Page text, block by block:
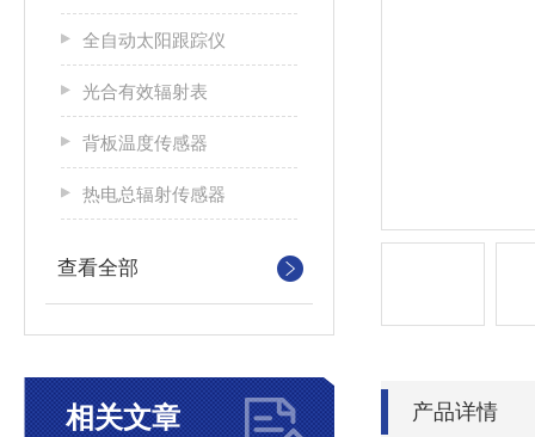
全自动太阳跟踪仪
光合有效辐射表
背板温度传感器
热电总辐射传感器
查看全部
相关文章 产品详情